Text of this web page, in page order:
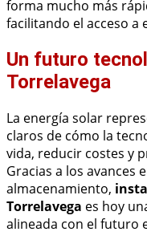
forma mucho más
facilitando el acceso a
Un futuro
Torrelavega
La energía solar
claros de cómo la
vida, reducir costes y
Gracias a los avances
almacenamiento,
Torrelavega es hoy
alineada con el futuro